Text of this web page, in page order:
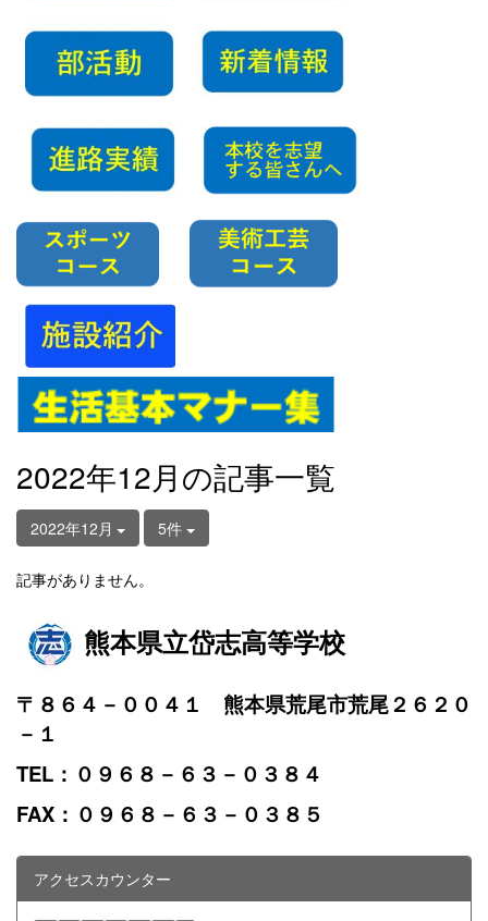
2022年12月の記事一覧
2022年12月 5件
記事がありません。
熊本県立岱志高等学校
〒８６４－００４１ 熊本県荒尾市荒尾２６２０
－１
TEL：０９６８－６３－０３８４
FAX：０９６８－６３－０３８５
アクセスカウンター